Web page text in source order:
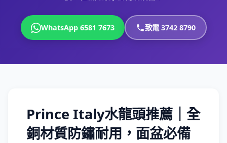
WhatsApp 6581 7673 致電 3742 8790
Prince Italy水龍頭推薦｜全
銅材質防鏽耐用，面盆必備